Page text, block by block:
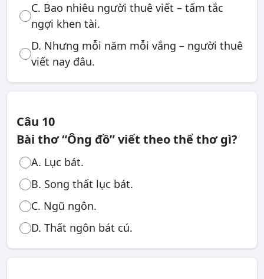
C. Bao nhiêu người thuê viết – tấm tắc
ngợi khen tài.
D. Nhưng mỗi năm mỗi vắng – người thuê
viết nay đâu.
Câu 10
Bài thơ “Ông đồ” viết theo thể thơ gì?
A. Lục bát.
B. Song thất lục bát.
C. Ngũ ngôn.
D. Thất ngôn bát cú.